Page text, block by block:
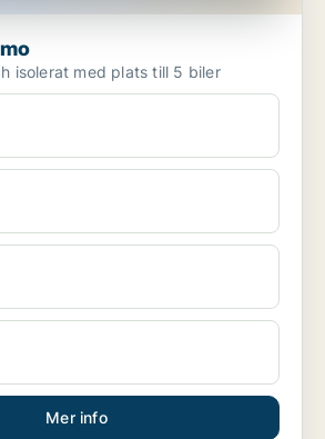
isolerat med plats till 5 biler
Mer info